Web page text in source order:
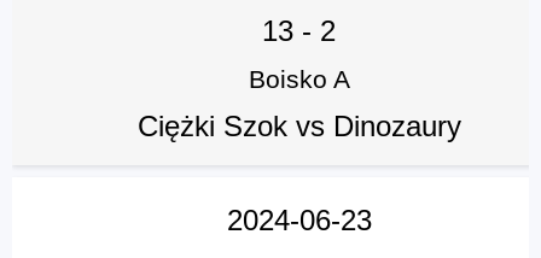
13 - 2
Boisko A
Ciężki Szok vs Dinozaury
2024-06-23